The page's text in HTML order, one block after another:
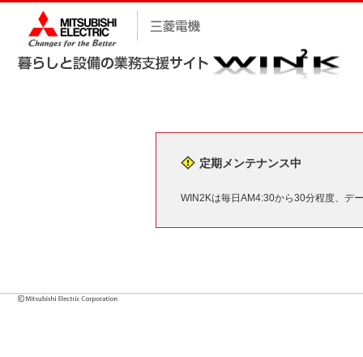
定期メンテナンス中
WIN2Kは毎日AM4:30から30分程度、デ